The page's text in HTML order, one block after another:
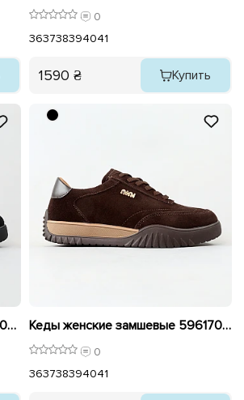
0
363738394041
1590 ₴ Купить
Кеды женские замшевые 596209 Черные Кеды женские замшевые 596170 Шоколад
0
363738394041